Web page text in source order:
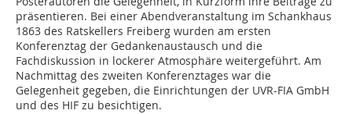
präsentieren. Bei einer Abendveranstaltung im Schankhaus
1863 des Ratskellers Freiberg wurden am ersten
Konferenztag der Gedankenaustausch und die
Fachdiskussion in lockerer Atmosphäre weitergeführt. Am
Nachmittag des zweiten Konferenztages war die
Gelegenheit gegeben, die Einrichtungen der UVR-FIA GmbH
und des HIF zu besichtigen.